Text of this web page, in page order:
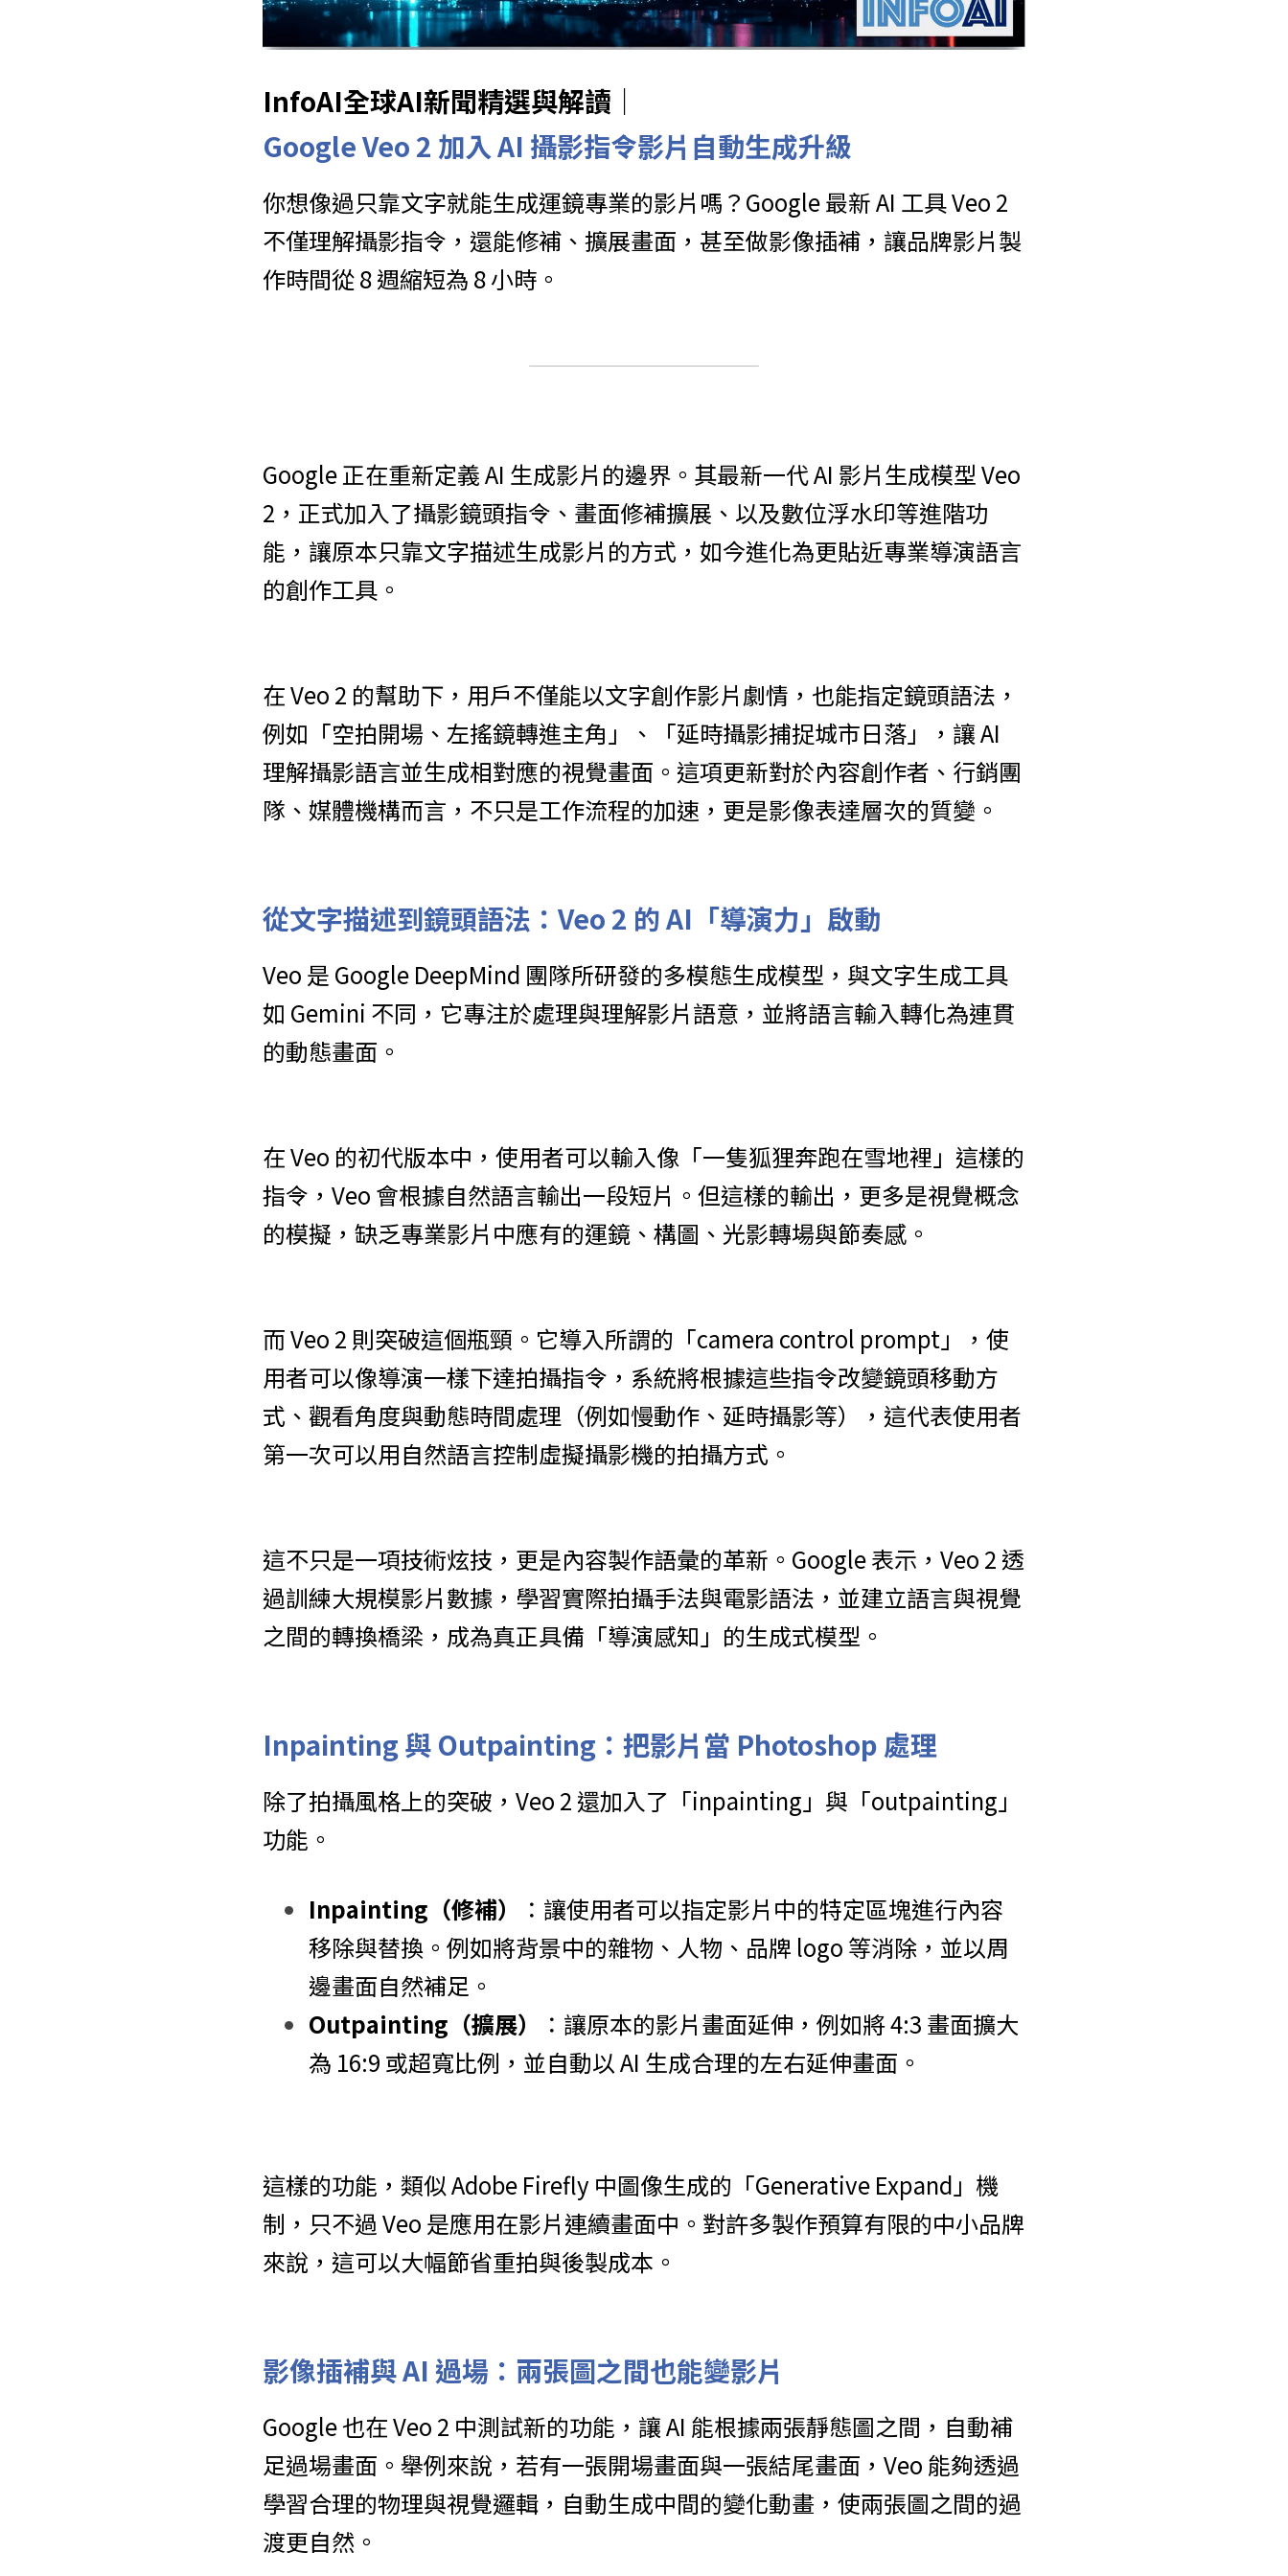
InfoAI全球AI新聞精選與解讀｜
Google Veo 2 加入 AI 攝影指令影片自動生成升級
你想像過只靠文字就能生成運鏡專業的影片嗎？Google 最新 AI 工具 Veo 2
不僅理解攝影指令，還能修補、擴展畫面，甚至做影像插補，讓品牌影片製
作時間從 8 週縮短為 8 小時。
Google 正在重新定義 AI 生成影片的邊界。其最新一代 AI 影片生成模型 Veo
2，正式加入了攝影鏡頭指令、畫面修補擴展、以及數位浮水印等進階功
能，讓原本只靠文字描述生成影片的方式，如今進化為更貼近專業導演語言
的創作工具。
在 Veo 2 的幫助下，用戶不僅能以文字創作影片劇情，也能指定鏡頭語法，
例如「空拍開場、左搖鏡轉進主角」、「延時攝影捕捉城市日落」，讓 AI
理解攝影語言並生成相對應的視覺畫面。這項更新對於內容創作者、行銷團
隊、媒體機構而言，不只是工作流程的加速，更是影像表達層次的質變。
從文字描述到鏡頭語法：Veo 2 的 AI「導演力」啟動
Veo 是 Google DeepMind 團隊所研發的多模態生成模型，與文字生成工具
如 Gemini 不同，它專注於處理與理解影片語意，並將語言輸入轉化為連貫
的動態畫面。
在 Veo 的初代版本中，使用者可以輸入像「一隻狐狸奔跑在雪地裡」這樣的
指令，Veo 會根據自然語言輸出一段短片。但這樣的輸出，更多是視覺概念
的模擬，缺乏專業影片中應有的運鏡、構圖、光影轉場與節奏感。
而 Veo 2 則突破這個瓶頸。它導入所謂的「camera control prompt」，使
用者可以像導演一樣下達拍攝指令，系統將根據這些指令改變鏡頭移動方
式、觀看角度與動態時間處理（例如慢動作、延時攝影等），這代表使用者
第一次可以用自然語言控制虛擬攝影機的拍攝方式。
這不只是一項技術炫技，更是內容製作語彙的革新。Google 表示，Veo 2 透
過訓練大規模影片數據，學習實際拍攝手法與電影語法，並建立語言與視覺
之間的轉換橋梁，成為真正具備「導演感知」的生成式模型。
Inpainting 與 Outpainting：把影片當 Photoshop 處理
除了拍攝風格上的突破，Veo 2 還加入了「inpainting」與「outpainting」
功能。
Inpainting（修補）
：讓使用者可以指定影片中的特定區塊進行內容
移除與替換。例如將背景中的雜物、人物、品牌 logo 等消除，並以周
邊畫面自然補足。
Outpainting（擴展）
：讓原本的影片畫面延伸，例如將 4:3 畫面擴大
為 16:9 或超寬比例，並自動以 AI 生成合理的左右延伸畫面。
這樣的功能，類似 Adobe Firefly 中圖像生成的「Generative Expand」機
制，只不過 Veo 是應用在影片連續畫面中。對許多製作預算有限的中小品牌
來說，這可以大幅節省重拍與後製成本。
影像插補與 AI 過場：兩張圖之間也能變影片
Google 也在 Veo 2 中測試新的功能，讓 AI 能根據兩張靜態圖之間，自動補
足過場畫面。舉例來說，若有一張開場畫面與一張結尾畫面，Veo 能夠透過
學習合理的物理與視覺邏輯，自動生成中間的變化動畫，使兩張圖之間的過
渡更自然。